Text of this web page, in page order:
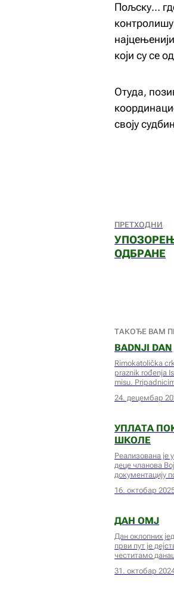
Пољску…
који су се
Отуда,
своју
ПРЕТХОДНИ
ОДБРАНЕ
ТАКОЂЕ ВАМ
BADNJI DAN
Rimokatolička
praznik rođenja
misu.
24. децембар
УПЛАТА
ШКОЛЕ
Реализована је
деце чланова
документацију
16. октобар
ДАН ОМЈ
Дан оклопних
први пут је
честитамо
31. октобар